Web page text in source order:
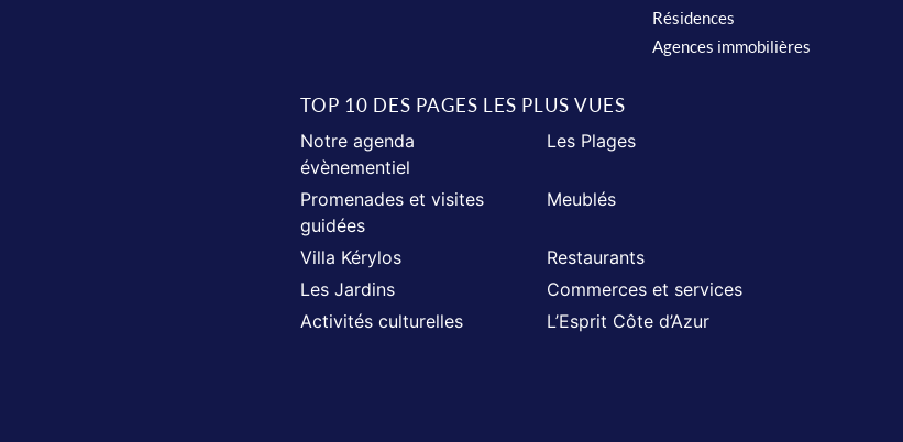
Résidences
Agences immobilières
TOP 10 DES PAGES LES PLUS VUES
Notre agenda
évènementiel
Les Plages
Promenades et visites
guidées
Meublés
Villa Kérylos
Restaurants
Les Jardins
Commerces et services
Activités culturelles
L’Esprit Côte d’Azur